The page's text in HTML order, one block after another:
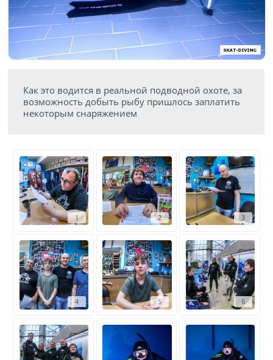
Как это водится в реальной подводной охоте, за
возможность добыть рыбу пришлось заплатить
некоторым снаряжением
1 2 3
4 5 6